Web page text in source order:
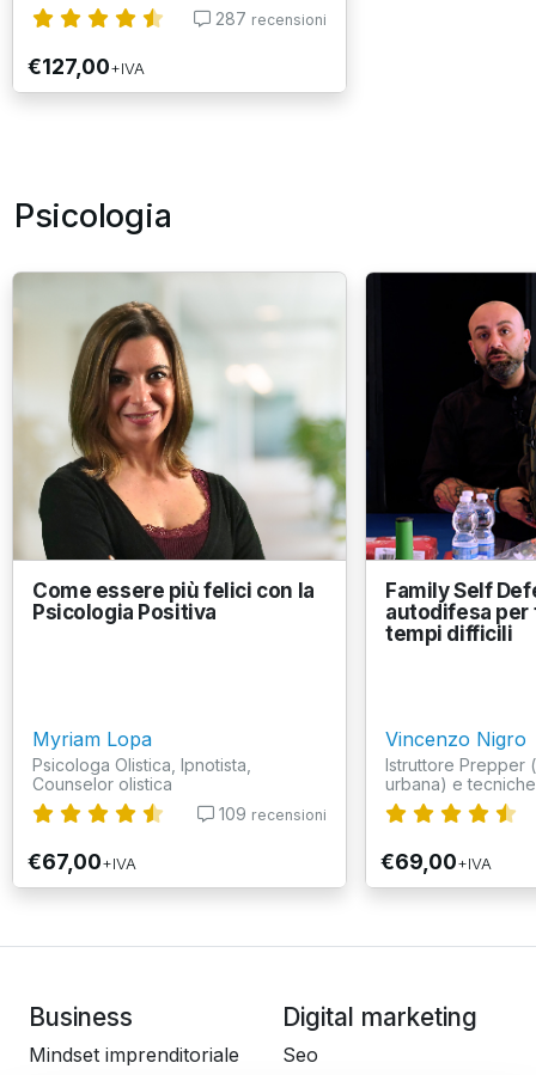
287 recensioni
€127,00+IVA
Psicologia
Come essere più felici con la
Psicologia Positiva
Myriam Lopa
Psicologa Olistica, Ipnotista,
Counselor olistica
109 recensioni
€67,00+IVA
Family Self
autodifesa per
tempi difficili
Vincenzo Nigro
Istruttore Prepper
urbana) e
€69,00+IVA
Business
Mindset imprenditoriale
Digital marketing
Seo